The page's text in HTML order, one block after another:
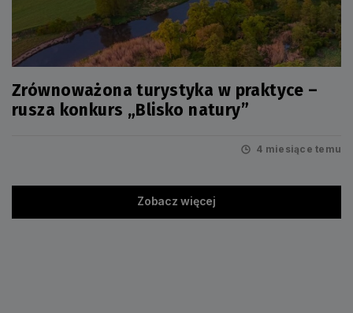
Zrównoważona turystyka w praktyce –
rusza konkurs „Blisko natury”
4 miesiące temu
Zobacz więcej